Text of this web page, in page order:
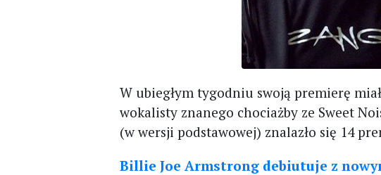
W ubiegłym tygodniu swoją premierę
wokalisty znanego chociażby ze Sweet
(w wersji podstawowej) znalazło się 14
Billie Joe Armstrong debiutuje z